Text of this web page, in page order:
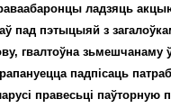
ладзяць
пад пэтыцыяй з
гвалтоўна зьмешчанаму
падпісаць
правесьці паўторную